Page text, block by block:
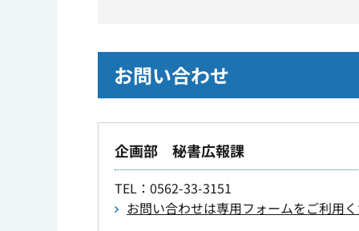
お問い合わせ
企画部 秘書広報課
TEL ：0562-33-3151
お問い合わせは専用フォームをご利用